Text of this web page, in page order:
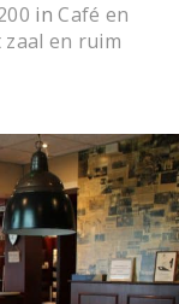
e
n
i
g
a
t
i
o
n
inCafé en
en ruim